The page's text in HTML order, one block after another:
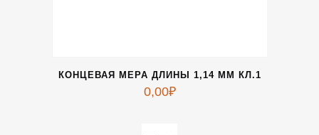
КОНЦЕВАЯ МЕРА ДЛИНЫ 1,14 ММ КЛ.1
0,00₽